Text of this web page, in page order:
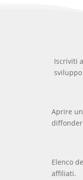
Iscriviti
sviluppo
Aprire un
Elenco
affiliati.